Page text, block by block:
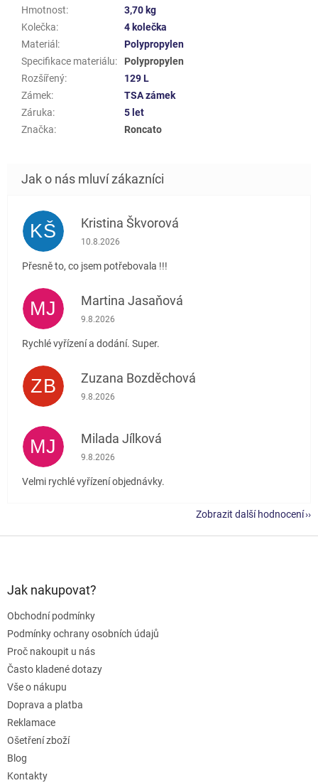
Hmotnost:
3,70 kg
Kolečka:
4 kolečka
Materiál :
Polypropylen
Specifikace materiálu:
Polypropylen
Rozšířený:
129 L
Zámek:
TSA zámek
Záruka:
5 let
Značka: Roncato
KŠ Kristina Škvorová
Hodnocení obchodu je 5 z 5 hvězdiček.
10.8.2026
Přesně to, co jsem potřebovala !!!
MJ Martina Jasaňová
Hodnocení obchodu je 5 z 5 hvězdiček.
9.8.2026
Rychlé vyřízení a dodání. Super.
ZB Zuzana Bozděchová
Hodnocení obchodu je 5 z 5 hvězdiček.
9.8.2026
MJ Milada Jílková
Hodnocení obchodu je 5 z 5 hvězdiček.
9.8.2026
Velmi rychlé vyřízení objednávky.
Zobrazit další hodnocení
Jak nakupovat?
Obchodní podmínky
Podmínky ochrany osobních údajů
Proč nakoupit u nás
Často kladené dotazy
Vše o nákupu
Doprava a platba
Reklamace
Ošetření zboží
Blog
Kontakty